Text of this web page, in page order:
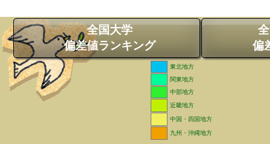
全国大学
偏差値ランキング
偏
東北地方
関東地方
中部地方
近畿地方
中国・四国地方
九州・沖縄地方